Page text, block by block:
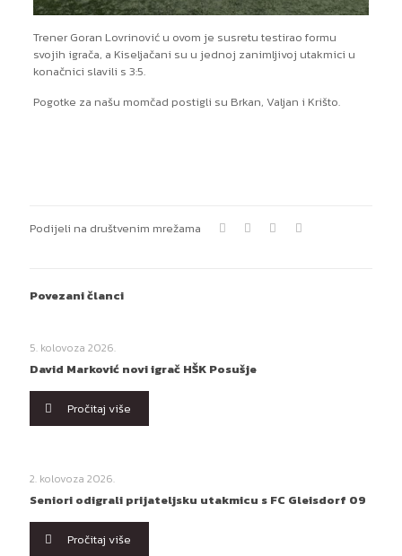
Trener Goran Lovrinović u ovom je susretu testirao formu
svojih igrača, a Kiseljačani su u jednoj zanimljivoj utakmici u
konačnici slavili s 3:5.
Pogotke za našu momčad postigli su Brkan, Valjan i Krišto.
Podijeli na društvenim mrežama
Povezani članci
5. kolovoza 2026.
David Marković novi igrač HŠK Posušje
Pročitaj više
2. kolovoza 2026.
Seniori odigrali prijateljsku utakmicu s FC Gleisdorf 09
Pročitaj više